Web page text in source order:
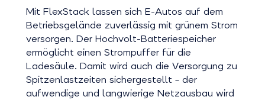
Mit FlexStack lassen sich E-Autos auf dem
Betriebsgelände zuverlässig mit grünem Strom
versorgen. Der Hochvolt-Batteriespeicher
ermöglicht einen Strompuffer für die
Ladesäule. Damit wird auch die Versorgung zu
Spitzenlastzeiten sichergestellt – der
aufwendige und langwierige Netzausbau wird